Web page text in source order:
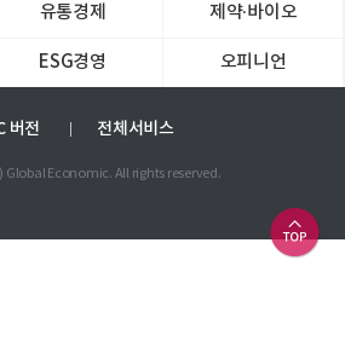
유통경제 제약∙바이오
ESG경영 오피니언
버전 전체서비스
Global Economic. All rights reserved.